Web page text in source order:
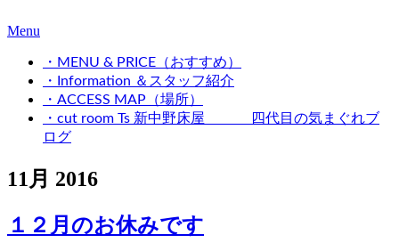
Menu
・MENU & PRICE（おすすめ）
・Information ＆スタッフ紹介
・ACCESS MAP（場所）
・cut room Ts 新中野床屋 四代目の気まぐれブ
ログ
11月 2016
１２月のお休みです